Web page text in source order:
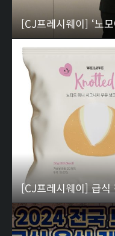
[CJ프레시웨이] 급식